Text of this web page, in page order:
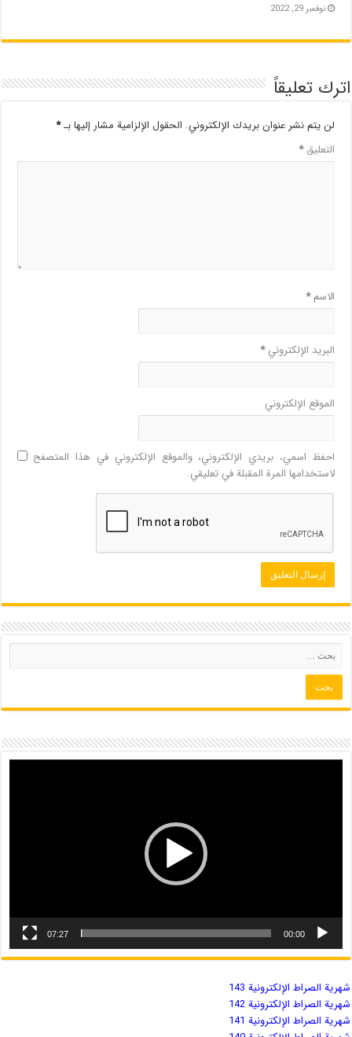
نوفمبر 29, 2022
اترك تعليقاً
لن يتم نشر عنوان بريدك الإلكتروني. الحقول الإلزامية مشار إليها بـ*
التعليق*
الاسم*
البريد الإلكتروني*
الموقع الإلكتروني
احفظ اسمي، بريدي الإلكتروني، والموقع الإلكتروني في هذا المتصفح
لاستخدامها المرة المقبلة في تعليقي.
00:00
07:27
شهریة الصراط الإلكترونية 143
شهریة الصراط الإلكترونية 142
شهریة الصراط الإلكترونية 141